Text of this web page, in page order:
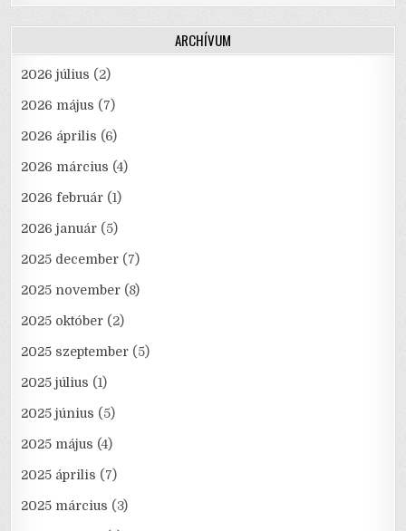
ARCHÍVUM
2026 július (2)
2026 május (7)
2026 április (6)
2026 március (4)
2026 február (1)
2026 január (5)
2025 december (7)
2025 november (8)
2025 október (2)
2025 szeptember (5)
2025 július (1)
2025 június (5)
2025 május (4)
2025 április (7)
2025 március (3)